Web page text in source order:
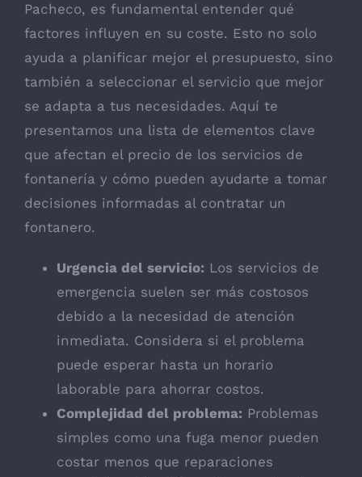
Pacheco, es fundamental entender qué
factores influyen en su coste. Esto no solo
ayuda a planificar mejor el presupuesto, sino
también a seleccionar el servicio que mejor
se adapta a tus necesidades. Aquí te
presentamos una lista de elementos clave
que afectan el precio de los servicios de
fontanería y cómo pueden ayudarte a tomar
decisiones informadas al contratar un
fontanero.
Urgencia del servicio: Los servicios de
emergencia suelen ser más costosos
debido a la necesidad de atención
inmediata. Considera si el problema
puede esperar hasta un horario
laborable para ahorrar costos.
Complejidad del problema: Problemas
simples como una fuga menor pueden
costar menos que reparaciones